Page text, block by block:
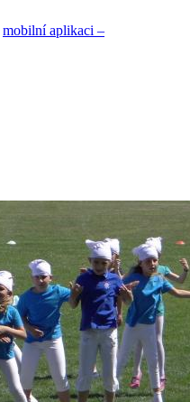
mobilní aplikaci –